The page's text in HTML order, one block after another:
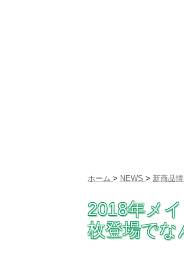
ホーム > NEWS > 新商品
2018年メ
枚登場でな